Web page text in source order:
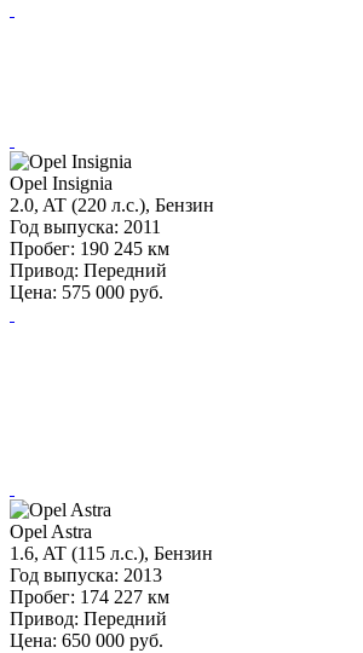
Opel Insignia
2.0, AT (220 л.с.), Бензин
Год выпуска: 2011
Пробег: 190 245 км
Привод: Передний
Цена: 575 000 руб.
Opel Astra
1.6, AT (115 л.с.), Бензин
Год выпуска: 2013
Пробег: 174 227 км
Привод: Передний
Цена: 650 000 руб.